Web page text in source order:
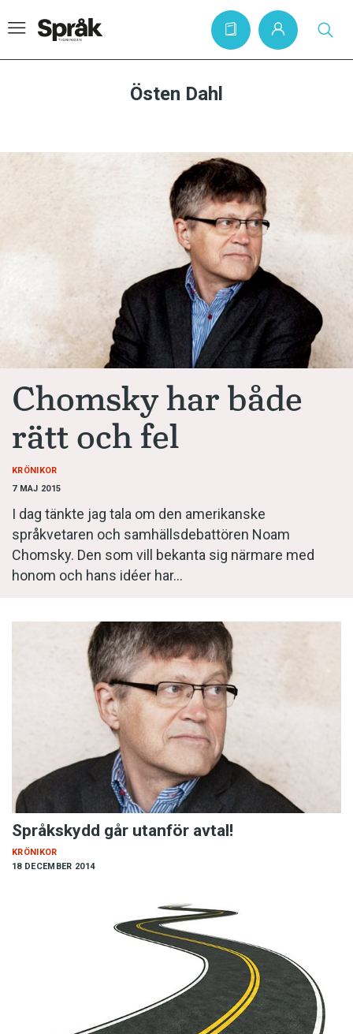
Artiklar
Podden
Anmäl till språkpolisen
Föreslå nyord
Prenumerera
Läs Språktidningen digitalt
Press
Östen Dahl
Chomsky har både
rätt och fel
7 MAJ 2015
KRÖNIKOR
I dag tänkte jag tala om den amerikanske
språkvetaren och samhällsdebattören Noam
Chomsky. Den som vill bekanta sig närmare med
honom och hans idéer har…
Språkskydd går utanför avtal!
18 DECEMBER 2014
KRÖNIKOR